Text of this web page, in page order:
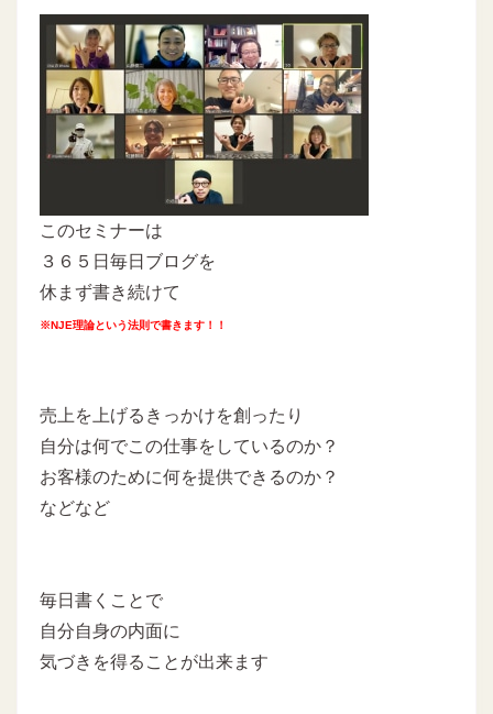
このセミナーは
３６５日毎日ブログを
休まず書き続けて
※NJE理論という法則で書きます！！
売上を上げるきっかけを創ったり
自分は何でこの仕事をしているのか？
お客様のために何を提供できるのか？
などなど
毎日書くことで
自分自身の内面に
気づきを得ることが出来ます